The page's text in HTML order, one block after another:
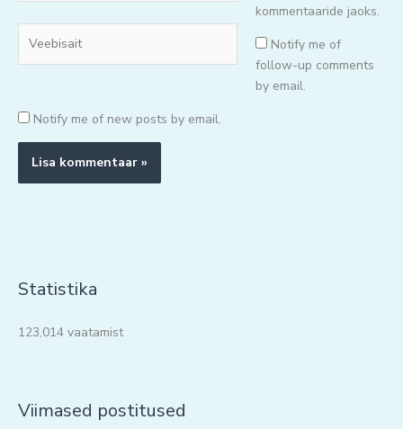
kommentaaride jaoks.
Notify me of
follow-up comments
by email.
Notify me of new posts by email.
Statistika
123,014 vaatamist
Viimased postitused